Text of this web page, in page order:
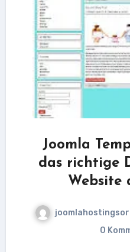
Joomla
das richtige
Website
0